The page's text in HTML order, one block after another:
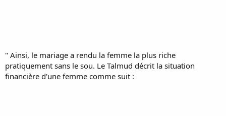
" Ainsi, le mariage a rendu la femme la plus riche
pratiquement sans le sou. Le Talmud décrit la situation
financière d'une femme comme suit :